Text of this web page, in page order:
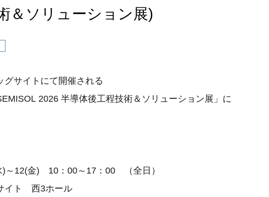
＆ソリューション展)
グサイトにて開催される
2026 半導体後工程技術＆ソリューション展」に
)～12(金) 10：00～17：00 （全日）
ト 西3ホール